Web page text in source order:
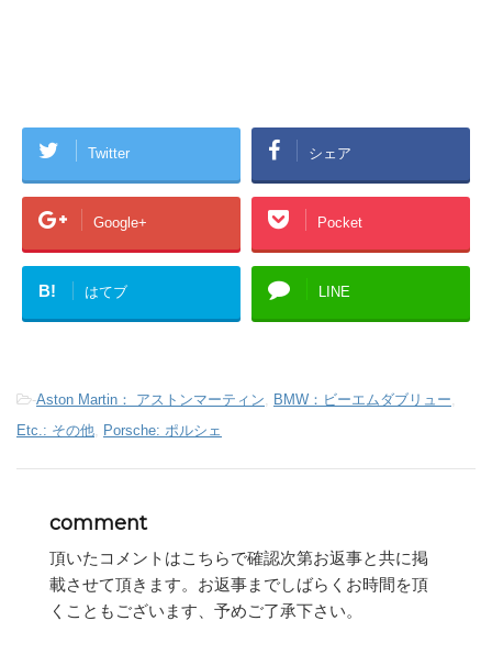
Twitter シェア
Google+ Pocket
B! はてブ LINE
-Aston Martin： アストンマーティン BMW：ビーエムダブリュー
Etc.: その他 Porsche: ポルシェ
comment
頂いたコメントはこちらで確認次第お返事と共に掲
載させて頂きます。お返事までしばらくお時間を頂
くこともございます、予めご了承下さい。